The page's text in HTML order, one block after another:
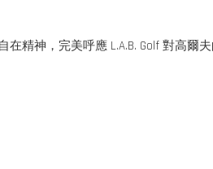
在精神，完美呼應 L.A.B. Golf 對高